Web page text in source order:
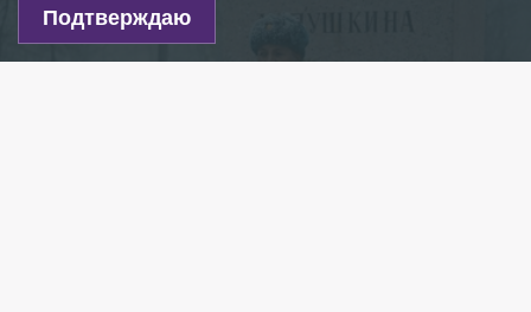
Подтверждаю